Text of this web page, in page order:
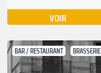
VOIR
BAR / RESTAURANT BRASSERIE